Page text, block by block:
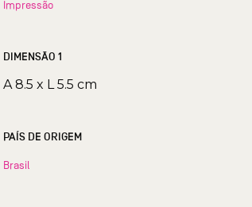
Impressão
DIMENSÃO 1
A 8.5 x L 5.5 cm
PAÍS DE ORIGEM
Brasil